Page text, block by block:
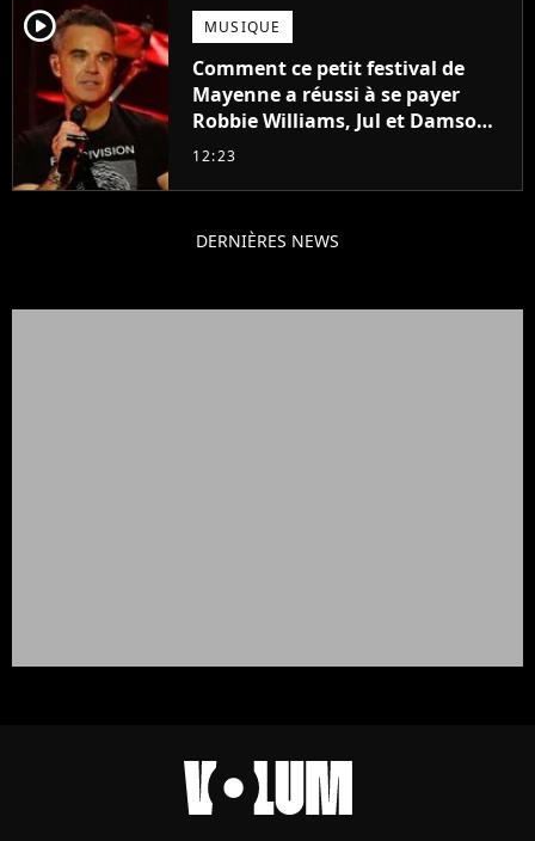
player2 MUSIQUE
Comment ce petit festival de
Mayenne a réussi à se payer
Robbie Williams, Jul et Damso
cette année ?
12:23
DERNIÈRES NEWS